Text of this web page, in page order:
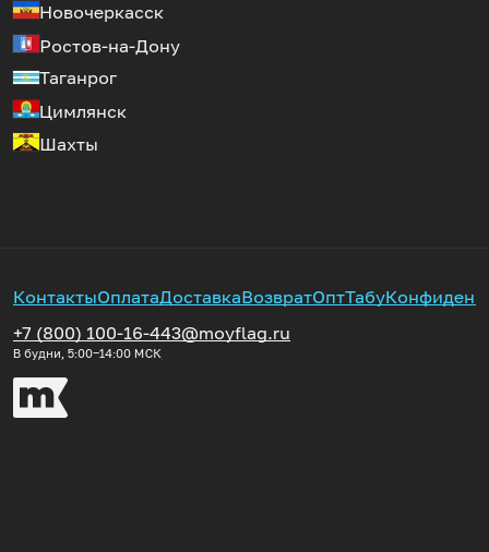
Новочеркасск
Ростов-на-Дону
Таганрог
Цимлянск
Шахты
КонтактыОплатаДоставкаВозвратОптТабу
+7 (800) 100-16-44
В будни, 5:00‒14:00 МСК
3@moyflag.ru